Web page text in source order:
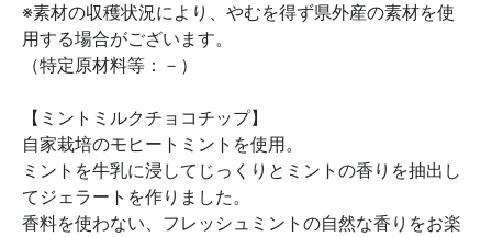
※素材の収穫状況により、やむを得ず県外産の素材を使
用する場合がございます。
（特定原材料等：－）
【ミントミルクチョコチップ】
自家栽培のモヒートミントを使用。
ミントを牛乳に浸してじっくりとミントの香りを抽出し
てジェラートを作りました。
香料を使わない、フレッシュミントの自然な香りをお楽